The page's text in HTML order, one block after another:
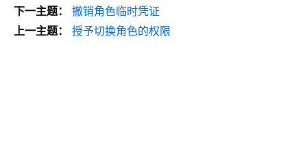
下一主题：
撤销角色临时凭证
上一主题：
授予切换角色的权限